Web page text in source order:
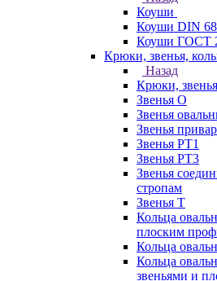
Коуши
Коуши DIN
Коуши ГОСТ
Крюки, звенья,
Назад
Крюки,
Звенья О
Звенья
Звенья
Звенья РТ1
Звенья РТ3
Звенья
стропам
Звенья Т
Кольца
плоским
Кольца
Кольца
звеньями и